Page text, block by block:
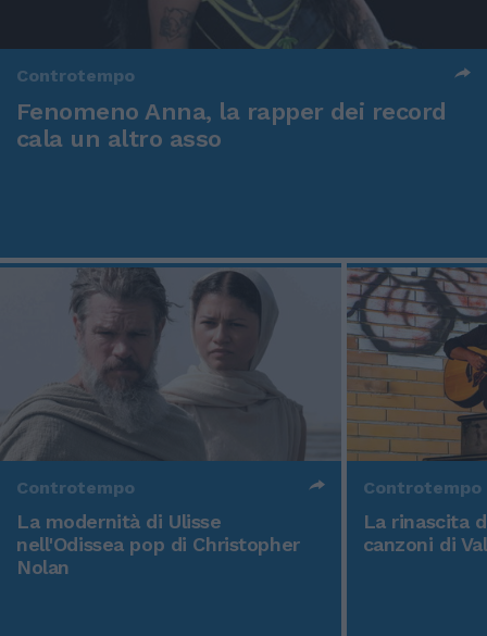
Controtempo
Fenomeno Anna, la rapper dei record
cala un altro asso
Controtempo
La modernità di Ulisse
nell'Odissea pop di Christopher
Nolan
Controtempo
La rinascita
canzoni di